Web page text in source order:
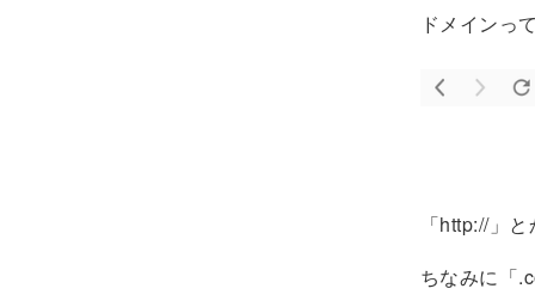
ドメインっ
「http://」
ちなみに「